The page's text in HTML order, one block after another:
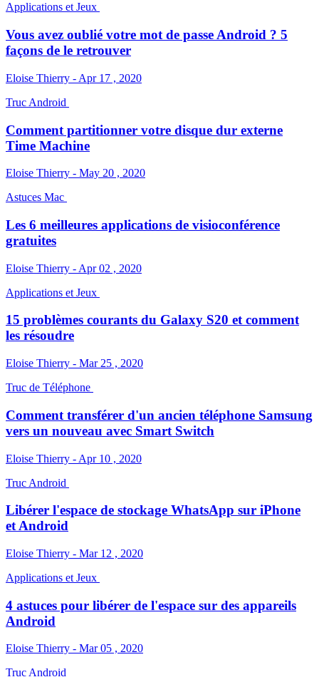
Applications et Jeux
Vous avez oublié votre mot de passe Android ? 5
façons de le retrouver
Eloise Thierry - Apr 17 , 2020
Truc Android
Comment partitionner votre disque dur externe
Time Machine
Eloise Thierry - May 20 , 2020
Astuces Mac
Les 6 meilleures applications de visioconférence
gratuites
Eloise Thierry - Apr 02 , 2020
Applications et Jeux
15 problèmes courants du Galaxy S20 et comment
les résoudre
Eloise Thierry - Mar 25 , 2020
Truc de Téléphone
Comment transférer d'un ancien téléphone Samsung
vers un nouveau avec Smart Switch
Eloise Thierry - Apr 10 , 2020
Truc Android
Libérer l'espace de stockage WhatsApp sur iPhone
et Android
Eloise Thierry - Mar 12 , 2020
Applications et Jeux
4 astuces pour libérer de l'espace sur des appareils
Android
Eloise Thierry - Mar 05 , 2020
Truc Android